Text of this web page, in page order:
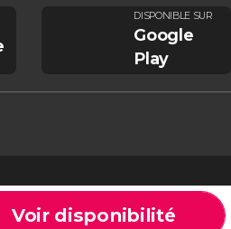
Voir disponibilité
DISPONIBLE SUR
Google
Play
Politique de confidentialité Cookies